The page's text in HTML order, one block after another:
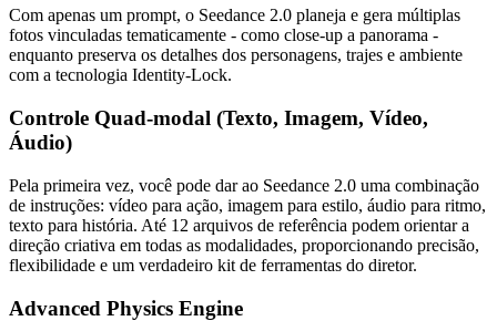
Com apenas um prompt, o Seedance 2.0 planeja e gera múltiplas
fotos vinculadas tematicamente - como close-up a panorama -
enquanto preserva os detalhes dos personagens, trajes e ambiente
com a tecnologia Identity-Lock.
Controle Quad-modal (Texto, Imagem, Vídeo,
Áudio)
Pela primeira vez, você pode dar ao Seedance 2.0 uma combinação
de instruções: vídeo para ação, imagem para estilo, áudio para ritmo,
texto para história. Até 12 arquivos de referência podem orientar a
direção criativa em todas as modalidades, proporcionando precisão,
flexibilidade e um verdadeiro kit de ferramentas do diretor.
Advanced Physics Engine